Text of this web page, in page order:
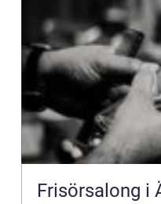
Frisörsalong i